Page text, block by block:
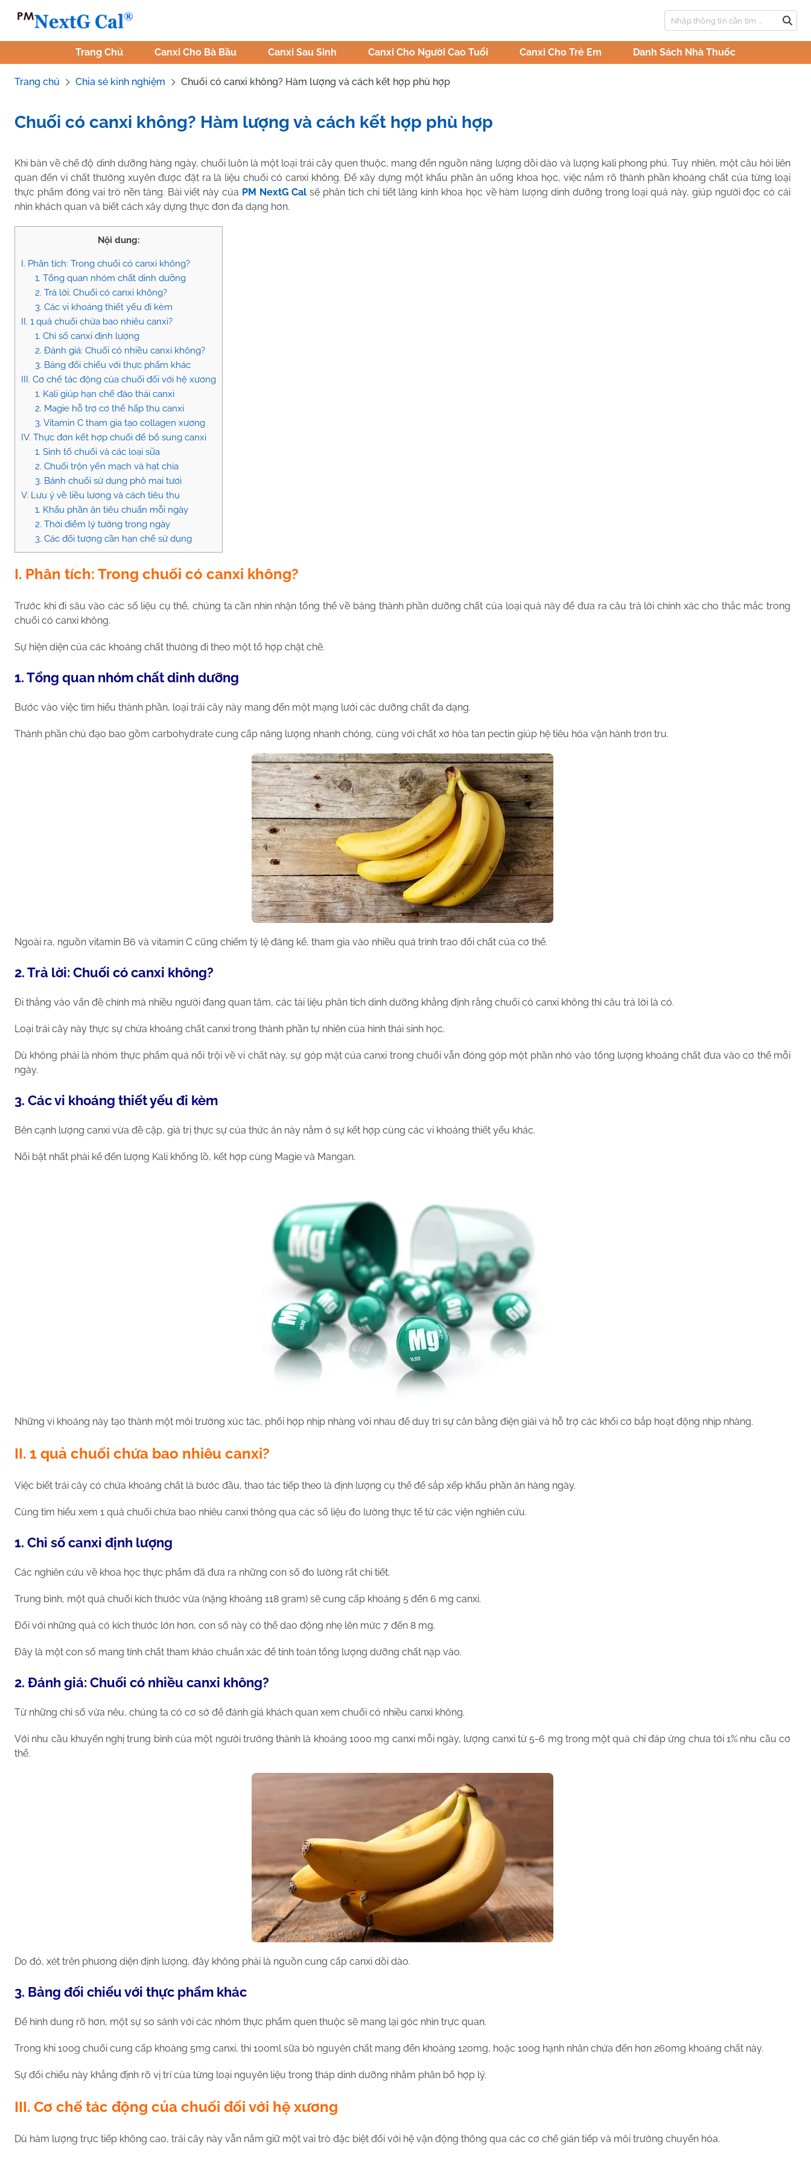
Trang Chủ
Canxi Cho Bà Bầu Canxi Sau Sinh Canxi Cho Người Cao Tuổi Canxi Cho Trẻ Em Danh Sách Nhà Thuốc
Trang chủ Chia sẻ kinh nghiệm Chuối có canxi không? Hàm lượng và cách kết hợp phù hợp
Chuối có canxi không? Hàm lượng và cách kết hợp phù hợp
Tác Giả: Nguyễn Thị Hiền Tham vấn y khoa: Dược sĩ Vũ Thị Hậu
Khi bàn về chế độ dinh dưỡng hàng ngày, chuối luôn là một loại trái cây quen thuộc, mang đến nguồn năng lượng dồi dào và lượng kali phong phú. Tuy nhiên, một câu hỏi liên
quan đến vi chất thường xuyên được đặt ra là liệu chuối có canxi không. Để xây dựng một khẩu phần ăn uống khoa học, việc nắm rõ thành phần khoáng chất của từng loại
thực phẩm đóng vai trò nền tảng. Bài viết này của PM NextG Cal sẽ phân tích chi tiết lăng kính khoa học về hàm lượng dinh dưỡng trong loại quả này, giúp người đọc có cái
nhìn khách quan và biết cách xây dựng thực đơn đa dạng hơn.
Nội dung:
I. Phân tích: Trong chuối có canxi không?
1. Tổng quan nhóm chất dinh dưỡng
2. Trả lời: Chuối có canxi không?
3. Các vi khoáng thiết yếu đi kèm
II. 1 quả chuối chứa bao nhiêu canxi?
1. Chỉ số canxi định lượng
2. Đánh giá: Chuối có nhiều canxi không?
3. Bảng đối chiếu với thực phẩm khác
III. Cơ chế tác động của chuối đối với hệ xương
1. Kali giúp hạn chế đào thải canxi
2. Magie hỗ trợ cơ thể hấp thụ canxi
3. Vitamin C tham gia tạo collagen xương
IV. Thực đơn kết hợp chuối để bổ sung canxi
1. Sinh tố chuối và các loại sữa
2. Chuối trộn yến mạch và hạt chia
3. Bánh chuối sử dụng phô mai tươi
V. Lưu ý về liều lượng và cách tiêu thụ
1. Khẩu phần ăn tiêu chuẩn mỗi ngày
2. Thời điểm lý tưởng trong ngày
3. Các đối tượng cần hạn chế sử dụng
I. Phân tích: Trong chuối có canxi không?
Trước khi đi sâu vào các số liệu cụ thể, chúng ta cần nhìn nhận tổng thể về bảng thành phần dưỡng chất của loại quả này để đưa ra câu trả lời chính xác cho thắc mắc trong
chuối có canxi không.
Sự hiện diện của các khoáng chất thường đi theo một tổ hợp chặt chẽ.
1. Tổng quan nhóm chất dinh dưỡng
Bước vào việc tìm hiểu thành phần, loại trái cây này mang đến một mạng lưới các dưỡng chất đa dạng.
Thành phần chủ đạo bao gồm carbohydrate cung cấp năng lượng nhanh chóng, cùng với chất xơ hòa tan pectin giúp hệ tiêu hóa vận hành trơn tru.
Ngoài ra, nguồn vitamin B6 và vitamin C cũng chiếm tỷ lệ đáng kể, tham gia vào nhiều quá trình trao đổi chất của cơ thể.
2. Trả lời: Chuối có canxi không?
Đi thẳng vào vấn đề chính mà nhiều người đang quan tâm, các tài liệu phân tích dinh dưỡng khẳng định rằng chuối có canxi không thì câu trả lời là có.
Loại trái cây này thực sự chứa khoáng chất canxi trong thành phần tự nhiên của hình thái sinh học.
Dù không phải là nhóm thực phẩm quá nổi trội về vi chất này, sự góp mặt của canxi trong chuối vẫn đóng góp một phần nhỏ vào tổng lượng khoáng chất đưa vào cơ thể mỗi
ngày.
3. Các vi khoáng thiết yếu đi kèm
Bên cạnh lượng canxi vừa đề cập, giá trị thực sự của thức ăn này nằm ở sự kết hợp cùng các vi khoáng thiết yếu khác.
Nổi bật nhất phải kể đến lượng Kali khổng lồ, kết hợp cùng Magie và Mangan.
Những vi khoáng này tạo thành một môi trường xúc tác, phối hợp nhịp nhàng với nhau để duy trì sự cân bằng điện giải và hỗ trợ các khối cơ bắp hoạt động nhịp nhàng.
II. 1 quả chuối chứa bao nhiêu canxi?
Việc biết trái cây có chứa khoáng chất là bước đầu, thao tác tiếp theo là định lượng cụ thể để sắp xếp khẩu phần ăn hàng ngày.
Cùng tìm hiểu xem 1 quả chuối chứa bao nhiêu canxi thông qua các số liệu đo lường thực tế từ các viện nghiên cứu.
1. Chỉ số canxi định lượng
Các nghiên cứu về khoa học thực phẩm đã đưa ra những con số đo lường rất chi tiết.
Trung bình, một quả chuối kích thước vừa (nặng khoảng 118 gram) sẽ cung cấp khoảng 5 đến 6 mg canxi.
Đối với những quả có kích thước lớn hơn, con số này có thể dao động nhẹ lên mức 7 đến 8 mg.
Đây là một con số mang tính chất tham khảo chuẩn xác để tính toán tổng lượng dưỡng chất nạp vào.
2. Đánh giá: Chuối có nhiều canxi không?
Từ những chỉ số vừa nêu, chúng ta có cơ sở để đánh giá khách quan xem chuối có nhiều canxi không.
Với nhu cầu khuyến nghị trung bình của một người trưởng thành là khoảng 1000 mg canxi mỗi ngày, lượng canxi từ 5-6 mg trong một quả chỉ đáp ứng chưa tới 1% nhu cầu cơ
thể.
Do đó, xét trên phương diện định lượng, đây không phải là nguồn cung cấp canxi dồi dào.
3. Bảng đối chiếu với thực phẩm khác
Để hình dung rõ hơn, một sự so sánh với các nhóm thực phẩm quen thuộc sẽ mang lại góc nhìn trực quan.
Trong khi 100g chuối cung cấp khoảng 5mg canxi, thì 100ml sữa bò nguyên chất mang đến khoảng 120mg, hoặc 100g hạnh nhân chứa đến hơn 260mg khoáng chất này.
Sự đối chiếu này khẳng định rõ vị trí của từng loại nguyên liệu trong tháp dinh dưỡng nhằm phân bổ hợp lý.
III. Cơ chế tác động của chuối đối với hệ xương
Dù hàm lượng trực tiếp không cao, trái cây này vẫn nắm giữ một vai trò đặc biệt đối với hệ vận động thông qua các cơ chế gián tiếp và môi trường chuyển hóa.